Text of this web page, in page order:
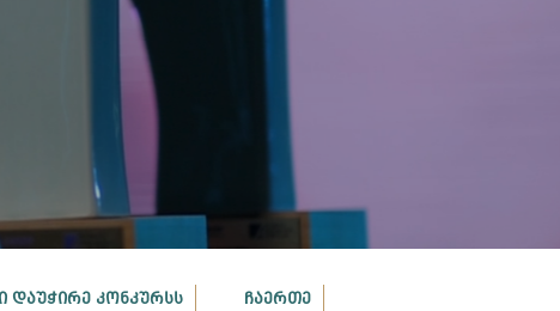
ᲓᲐᲣᲭᲘᲠᲔ ᲙᲝᲜᲙᲣᲠᲡᲡ ᲩᲐᲔᲠᲗᲔ